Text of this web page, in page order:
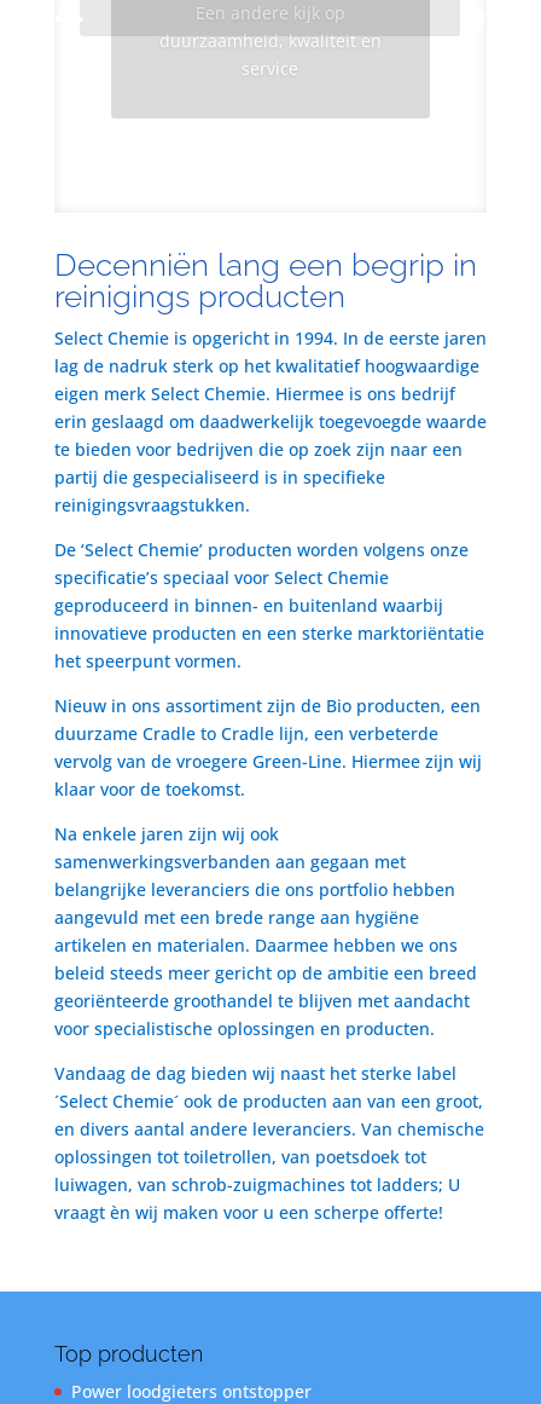
Een andere kijk op
duurzaamheid, kwaliteit en
service
Decenniën lang een begrip in
reinigings producten
Select Chemie is opgericht in 1994. In de eerste jaren
lag de nadruk sterk op het kwalitatief hoogwaardige
eigen merk Select Chemie. Hiermee is ons bedrijf
erin geslaagd om daadwerkelijk toegevoegde waarde
te bieden voor bedrijven die op zoek zijn naar een
partij die gespecialiseerd is in specifieke
reinigingsvraagstukken.
De ‘Select Chemie’ producten worden volgens onze
specificatie’s speciaal voor Select Chemie
geproduceerd in binnen- en buitenland waarbij
innovatieve producten en een sterke marktoriëntatie
het speerpunt vormen.
Nieuw in ons assortiment zijn de Bio producten, een
duurzame Cradle to Cradle lijn, een verbeterde
vervolg van de vroegere Green-Line. Hiermee zijn wij
klaar voor de toekomst.
Na enkele jaren zijn wij ook
samenwerkingsverbanden aan gegaan met
belangrijke leveranciers die ons portfolio hebben
aangevuld met een brede range aan hygiëne
artikelen en materialen. Daarmee hebben we ons
beleid steeds meer gericht op de ambitie een breed
georiënteerde groothandel te blijven met aandacht
voor specialistische oplossingen en producten.
Vandaag de dag bieden wij naast het sterke label
´Select Chemie´ ook de producten aan van een groot,
en divers aantal andere leveranciers. Van chemische
oplossingen tot toiletrollen, van poetsdoek tot
luiwagen, van schrob-zuigmachines tot ladders; U
vraagt èn wij maken voor u een scherpe offerte!
Top producten
Power loodgieters ontstopper